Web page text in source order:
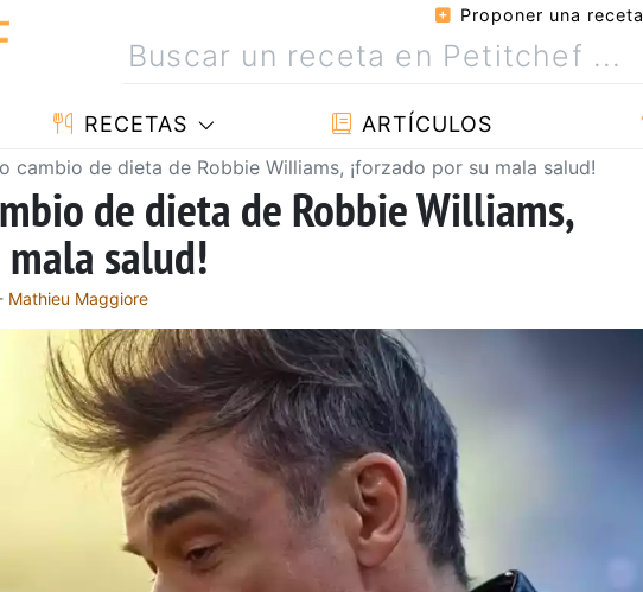
Proponer una receta
RECETAS ARTÍCULOS
cambio de dieta de Robbie Williams, ¡forzado por su mala salud!
de dieta de Robbie Williams,
mala salud!
Mathieu Maggiore